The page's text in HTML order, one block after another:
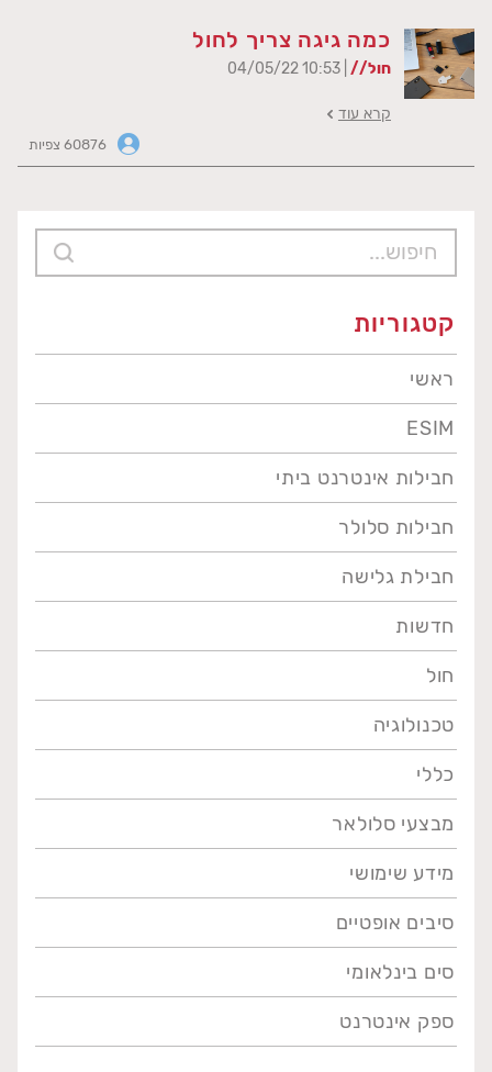
כמה גיגה צריך לחול
חול//
קרא עוד
קטגוריות
ראשי
ESIM
חבילות אינטרנט ביתי
חבילות סלולר
חבילת גלישה
חדשות
חול
טכנולוגיה
כללי
מבצעי סלולאר
מידע שימושי
סיבים אופטיים
סים בינלאומי
ספק אינטרנט